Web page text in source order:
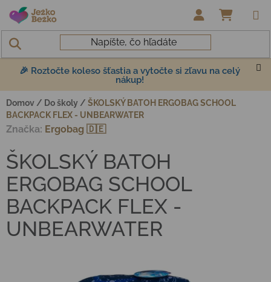
Prejsť na obsah
🎉 Roztočte koleso šťastia a vytočte si zľavu na celý
nákup!
Domov / Do školy / ŠKOLSKÝ BATOH ERGOBAG SCHOOL
BACKPACK FLEX - UNBEARWATER
ŠKOLSKÝ BATOH
ERGOBAG SCHOOL
BACKPACK FLEX -
UNBEARWATER
Značka: Ergobag 🇩🇪